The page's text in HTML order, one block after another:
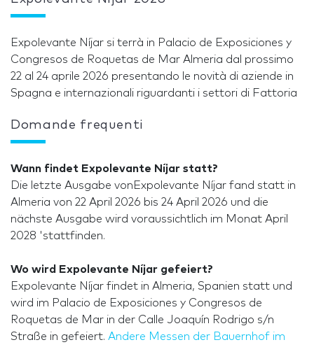
Expolevante Níjar si terrà in Palacio de Exposiciones y
Congresos de Roquetas de Mar Almeria dal prossimo
22 al 24 aprile 2026 presentando le novità di aziende in
Spagna e internazionali riguardanti i settori di Fattoria
Domande frequenti
Wann findet Expolevante Níjar statt?
Die letzte Ausgabe vonExpolevante Níjar fand statt in
Almeria von 22 April 2026 bis 24 April 2026 und die
nächste Ausgabe wird voraussichtlich im Monat April
2028 'stattfinden.
Wo wird Expolevante Níjar gefeiert?
Expolevante Níjar findet in Almeria, Spanien statt und
wird im Palacio de Exposiciones y Congresos de
Roquetas de Mar in der Calle Joaquín Rodrigo s/n
Straße in gefeiert. Andere Messen der Bauernhof im